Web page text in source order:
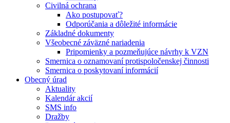
Civilná ochrana
Ako postupovať?
Odporúčania a dôležité informácie
Základné dokumenty
Všeobecné záväzné nariadenia
Pripomienky a pozmeňujúce návrhy k VZN
Smernica o oznamovaní protispoločenskej činnosti
Smernica o poskytovaní informácií
Obecný úrad
Aktuality
Kalendár akcií
SMS info
Dražby